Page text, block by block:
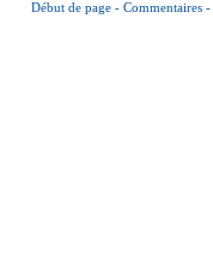
Début de page - Commentaires -